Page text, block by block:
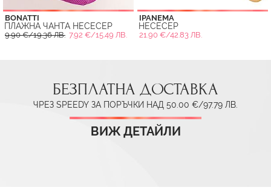
BONATTI
ПЛАЖНА ЧАНТА НЕСЕСЕР
9.90 €/19.36 ЛВ. 7.92 €/15.49 ЛВ.
IPANEMA
НЕСЕСЕР
21.90 €/42.83 ЛВ.
БЕЗПЛАТНА ДОСТАВКА
ЧРЕЗ SPEEDY ЗА ПОРЪЧКИ НАД 50.00 €/97.79 ЛВ.
ВИЖ ДЕТАЙЛИ